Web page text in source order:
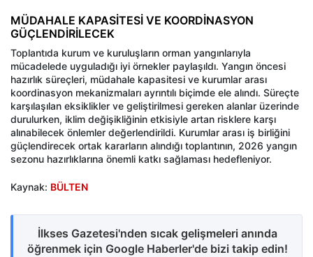
MÜDAHALE KAPASİTESİ VE KOORDİNASYON
GÜÇLENDİRİLECEK
Toplantıda kurum ve kuruluşların orman yangınlarıyla
mücadelede uyguladığı iyi örnekler paylaşıldı. Yangın öncesi
hazırlık süreçleri, müdahale kapasitesi ve kurumlar arası
koordinasyon mekanizmaları ayrıntılı biçimde ele alındı. Süreçte
karşılaşılan eksiklikler ve geliştirilmesi gereken alanlar üzerinde
durulurken, iklim değişikliğinin etkisiyle artan risklere karşı
alınabilecek önlemler değerlendirildi. Kurumlar arası iş birliğini
güçlendirecek ortak kararların alındığı toplantının, 2026 yangın
sezonu hazırlıklarına önemli katkı sağlaması hedefleniyor.
Kaynak: BÜLTEN
İlkses Gazetesi'nden sıcak gelişmeleri anında
öğrenmek için Google Haberler'de bizi takip edin!